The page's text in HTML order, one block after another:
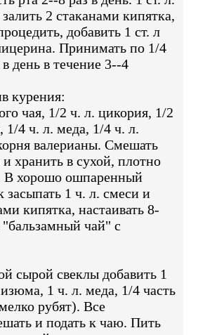
2 стаканами кипятка,
добавить 1 ст. л
Принимать по 1/4
день в течение 3--4
курения:
чая, 1/2 ч. л. цикория, 1/2
1/4 ч. л. меда, 1/4 ч. л.
валерианы. Смешать
хранить в сухой, плотно
В хорошо ошпаренный
засыпать 1 ч. л. смеси и
кипятка, настаивать 8-
чай" с
сырой свеклы добавить 1
1 ч. л. меда, 1/4 часть
рубят). Все
и подать к чаю. Пить